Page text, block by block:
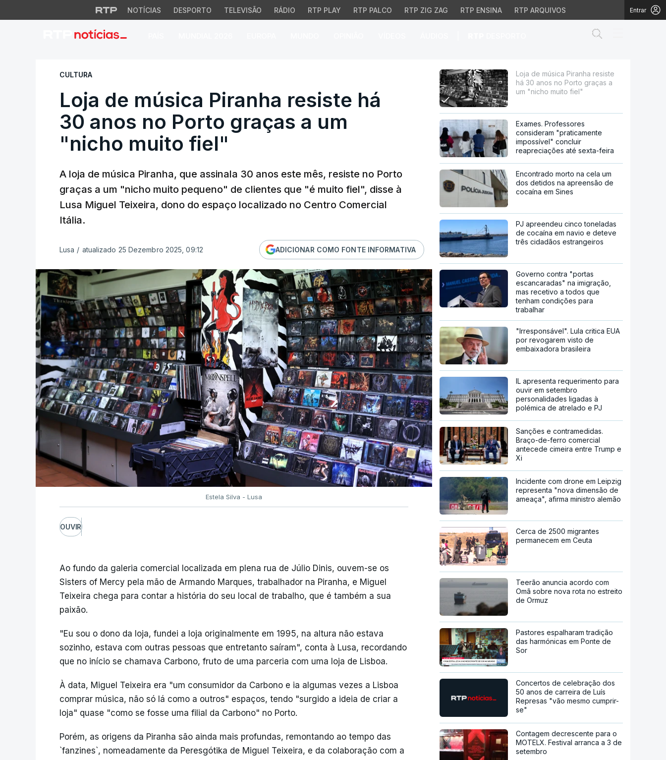
NOTÍCIAS DESPORTO TELEVISÃO RÁDIO RTP PLAY RTP PALCO RTP ZIG ZAG RTP ENSINA RTP ARQUIVOS Entrar
Loja de música Piranha resiste há 30 anos no Porto graças a um
CULTURA
Loja de música Piranha resiste há
30 anos no Porto graças a um
"nicho muito fiel"
A loja de música Piranha, que assinala 30 anos este mês, resiste no Porto
graças a um "nicho muito pequeno" de clientes que "é muito fiel", disse à
Lusa Miguel Teixeira, dono do espaço localizado no Centro Comercial
Itália.
Lusa / atualizado 25 Dezembro 2025, 09:12 ADICIONAR COMO FONTE INFORMATIVA
Estela Silva - Lusa
OUVIR
Ao fundo da galeria comercial localizada em plena rua de Júlio Dinis, ouvem-se os
Sisters of Mercy pela mão de Armando Marques, trabalhador na Piranha, e Miguel
Teixeira chega para contar a história do seu local de trabalho, que é também a sua
paixão.
"Eu sou o dono da loja, fundei a loja originalmente em 1995, na altura não estava
sozinho, estava com outras pessoas que entretanto saíram", conta à Lusa, recordando
que no início se chamava Carbono, fruto de uma parceria com uma loja de Lisboa.
À data, Miguel Teixeira era "um consumidor da Carbono e ia algumas vezes a Lisboa
comprar música, não só lá como a outros" espaços, tendo "surgido a ideia de criar a
loja" quase "como se fosse uma filial da Carbono" no Porto.
Porém, as origens da Piranha são ainda mais profundas, remontando ao tempo das
`fanzines`, nomeadamente da Peresgótika de Miguel Teixeira, e da colaboração com a
Loja de música Piranha resiste
há 30 anos no Porto graças a
um "nicho muito fiel"
Exames. Professores
consideram "praticamente
impossível" concluir
reapreciações até sexta-feira
Encontrado morto na cela um
dos detidos na apreensão de
cocaína em Sines
PJ apreendeu cinco toneladas
de cocaína em navio e deteve
três cidadãos estrangeiros
Governo contra "portas
escancaradas" na imigração,
mas recetivo a todos que
tenham condições para
trabalhar
"Irresponsável". Lula critica EUA
por revogarem visto de
embaixadora brasileira
IL apresenta requerimento para
ouvir em setembro
personalidades ligadas à
polémica de atrelado e PJ
Sanções e contramedidas.
Braço-de-ferro comercial
antecede cimeira entre Trump e
Xi
Incidente com drone em Leipzig
representa "nova dimensão de
ameaça", afirma ministro alemão
Cerca de 2500 migrantes
permanecem em Ceuta
Teerão anuncia acordo com
Omã sobre nova rota no estreito
de Ormuz
Pastores espalharam tradição
das harmónicas em Ponte de
Sor
Concertos de celebração dos
50 anos de carreira de Luís
Represas "vão mesmo cumprir-
se"
Contagem decrescente para o
MOTELX. Festival arranca a 3 de
setembro